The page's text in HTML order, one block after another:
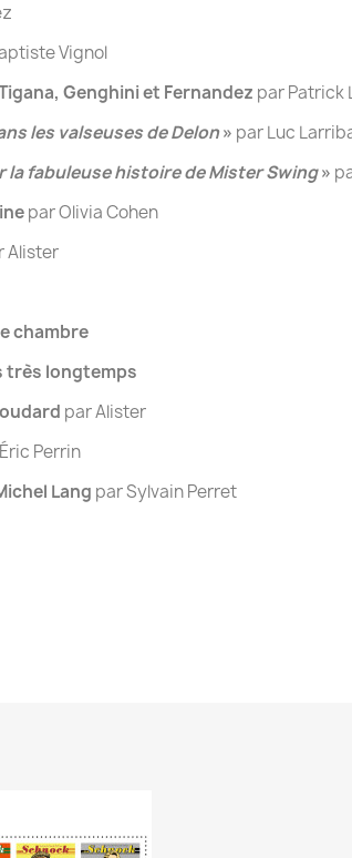
Vignol
Genghini et Fernandez par Patrick
les valseuses de Delon» par Luc
fabuleuse histoire de Mister Swing»
par Olivia Cohen
Alister
chambre
très longtemps
par Alister
Perrin
Lang par Sylvain Perret